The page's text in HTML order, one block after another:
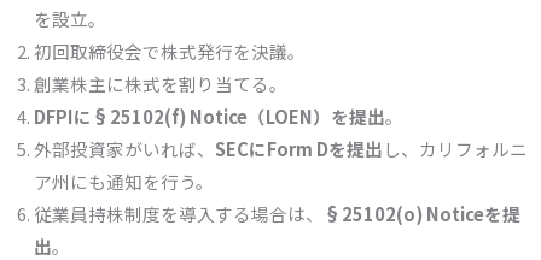
を設立。
初回取締役会で株式発行を決議。
創業株主に株式を割り当てる。
DFPIに§25102(f) Notice（LOEN）を提出。
外部投資家がいれば、 SECにForm Dを提出し、カリフォルニ
ア州にも通知を行う。
従業員持株制度を導入する場合は、
§25102(o) Noticeを提
出。